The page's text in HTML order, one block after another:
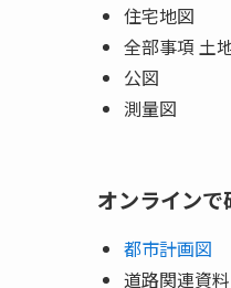
住宅地図
全部事項 土
公図
測量図
オンラインで
都市計画図
道路関連資